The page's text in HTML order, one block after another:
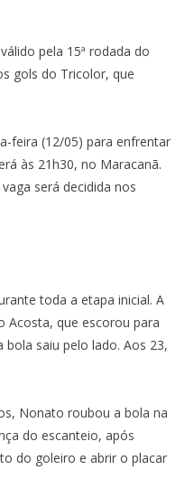
pela 15ª rodada do
gols do Tricolor, que
feira (12/05) para enfrentar
às 21h30, no Maracanã.
será decidida nos
toda a etapa inicial. A
Acosta, que escorou para
saiu pelo lado. Aos 23,
Nonato roubou a bola na
do escanteio, após
do goleiro e abrir o placar
X 3 INGRESSOS